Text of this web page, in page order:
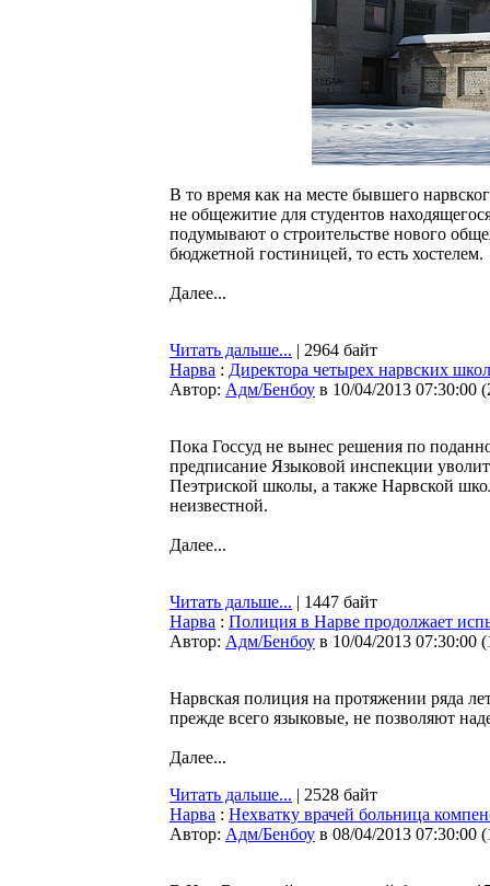
В то время как на месте бывшего
не общежитие для студентов
подумывают о строительстве нового
бюджетной гостиницей, то есть хостелем.
Далее...
Читать дальше... | 2964 байт
Нарва : Директора четырех нарвских
Автор: Адм/Бенбоу в 10/04/2013 07:30:00 (
Пока Госсуд не вынес решения по
предписание Языковой инспекции
Пеэтриской школы, а также Нарвской
неизвестной.
Далее...
Читать дальше... | 1447 байт
Нарва : Полиция в Нарве продолжает
Автор: Адм/Бенбоу в 10/04/2013 07:30:00 (
Нарвская полиция на протяжении ряда
прежде всего языковые, не позволяют
Далее...
Читать дальше... | 2528 байт
Нарва : Нехватку врачей больница
Автор: Адм/Бенбоу в 08/04/2013 07:30:00 (